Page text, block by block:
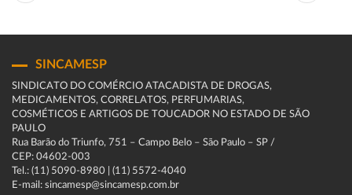
SINCAMESP
SINDICATO DO COMÉRCIO ATACADISTA DE DROGAS,
MEDICAMENTOS, CORRELATOS, PERFUMARIAS,
COSMÉTICOS E ARTIGOS DE TOUCADOR NO ESTADO DE SÃO
PAULO
Rua Barão do Triunfo, 751 – Campo Belo – São Paulo – SP /
CEP: 04602-003
Tel.: (11) 5090-8980 | (11) 5572-4040
E-mail: sincamesp@sincamesp.com.br